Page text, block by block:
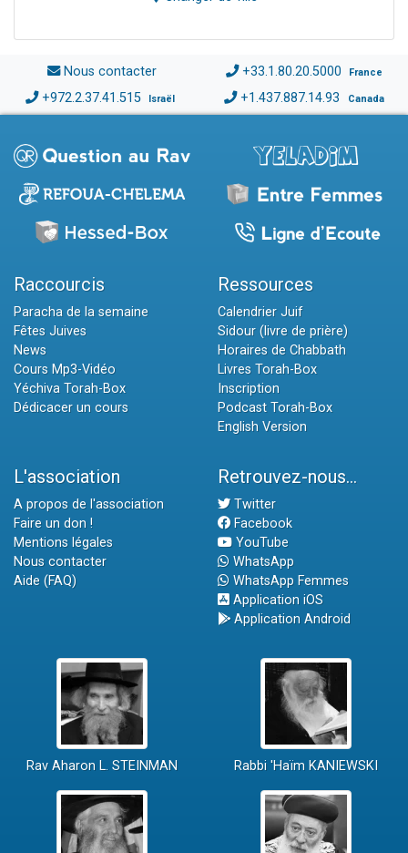
Nous contacter +33.1.80.20.5000 France
+972.2.37.41.515 Israël +1.437.887.14.93 Canada
Raccourcis
Paracha de la semaine
Fêtes Juives
News
Cours Mp3-Vidéo
Yéchiva Torah-Box
Dédicacer un cours
Ressources
Calendrier Juif
Sidour (livre de prière)
Horaires de Chabbath
Livres Torah-Box
Inscription
Podcast Torah-Box
English Version
L'association
A propos de l'association
Faire un don !
Mentions légales
Nous contacter
Aide (FAQ)
Retrouvez-nous...
Twitter
Facebook
YouTube
WhatsApp
WhatsApp Femmes
Application iOS
Application Android
Rav Aharon L. STEINMAN Rabbi 'Haïm KANIEWSKI